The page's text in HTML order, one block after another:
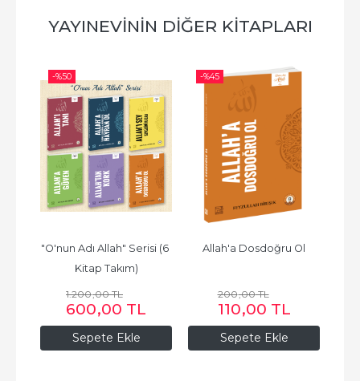
YAYINEVININ DIĞER KITAPLARI
-%50
Sepete Ekle
"O'nun Adı Allah" Serisi (6
Kitap Takım)
1.200,00TL
600,00 TL
-%45
Sepete Ekle
Allah'a Dosdoğru Ol
200,00TL
110,00 TL